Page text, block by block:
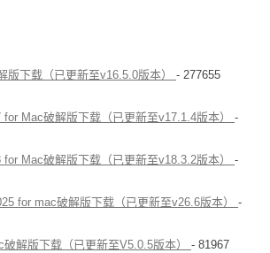
版下载（已更新至v16.5.0版本） - 277655
Mac破解版下载（已更新至v17.1.4版本） -
Mac破解版下载（已更新至v18.3.2版本） -
for mac破解版下载（已更新至v26.6版本） -
解版下载（已更新至V5.0.5版本） - 81967